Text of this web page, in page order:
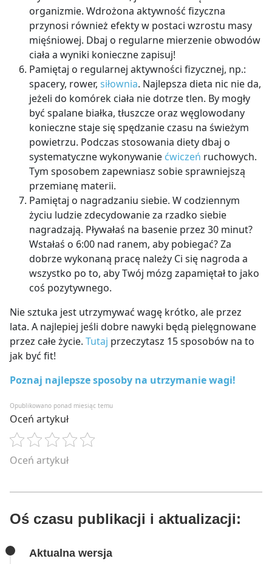
organizmie. Wdrożona aktywność fizyczna
przynosi również efekty w postaci wzrostu masy
mięśniowej. Dbaj o regularne mierzenie obwodów
ciała a wyniki konieczne zapisuj!
Pamiętaj o regularnej aktywności fizycznej, np.:
spacery, rower, siłownia. Najlepsza dieta nic nie da,
jeżeli do komórek ciała nie dotrze tlen. By mogły
być spalane białka, tłuszcze oraz węglowodany
konieczne staje się spędzanie czasu na świeżym
powietrzu. Podczas stosowania diety dbaj o
systematyczne wykonywanie ćwiczeń ruchowych.
Tym sposobem zapewniasz sobie sprawniejszą
przemianę materii.
Pamiętaj o nagradzaniu siebie. W codziennym
życiu ludzie zdecydowanie za rzadko siebie
nagradzają. Pływałaś na basenie przez 30 minut?
Wstałaś o 6:00 nad ranem, aby pobiegać? Za
dobrze wykonaną pracę należy Ci się nagroda a
wszystko po to, aby Twój mózg zapamiętał to jako
coś pozytywnego.
Nie sztuka jest utrzymywać wagę krótko, ale przez
lata. A najlepiej jeśli dobre nawyki będą pielęgnowane
przez całe życie. Tutaj przeczytasz 15 sposobów na to
jak być fit!
Poznaj najlepsze sposoby na utrzymanie wagi!
Opublikowano ponad miesiąc temu
Oceń artykuł
Oceń artykuł
Oś czasu publikacji i aktualizacji:
Aktualna wersja